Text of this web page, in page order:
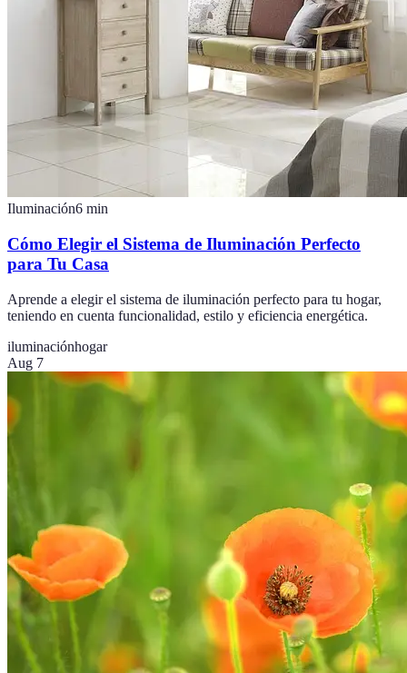
Iluminación6 min
Cómo Elegir el Sistema de Iluminación Perfecto
para Tu Casa
Aprende a elegir el sistema de iluminación perfecto para tu hogar,
teniendo en cuenta funcionalidad, estilo y eficiencia energética.
iluminaciónhogar
Aug 7